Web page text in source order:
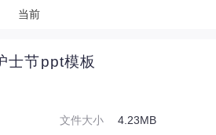
当前
士节ppt模板
文件大小
4.23MB